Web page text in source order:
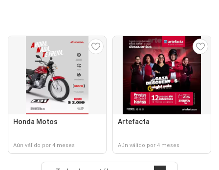
Honda Motos
Aún válido por 4 meses
Artefacta
Aún válido por 4 meses